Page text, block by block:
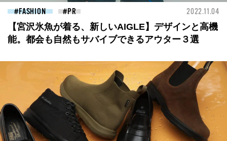
FASHION 2022.11.04
【宮沢氷魚が着る、新しいAIGLE】デザインと高機
能。都会も自然もサバイブできるアウター３選